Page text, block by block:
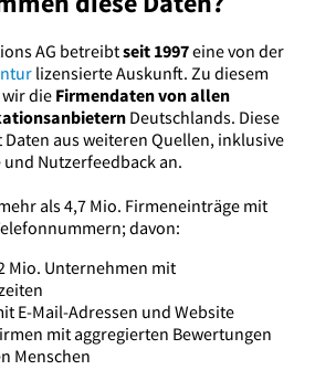
AG betreibtseit 1997eine von der
lizensierte Auskunft. Zu diesem
die Firmendaten von allen
Deutschlands. Diese
aus weiteren Quellen, inklusive
Nutzerfeedback an.
als 4,7 Mio. Firmeneinträge mit
davon:
Mio. Unternehmen mit
E-Mail-Adressen und Website
mit aggregierten Bewertungen
Menschen